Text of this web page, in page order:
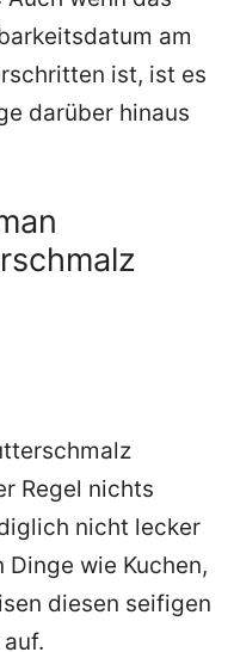
am
ist, ist es
darüber hinaus
Regel nichts
nicht lecker
wie Kuchen,
diesen seifigen